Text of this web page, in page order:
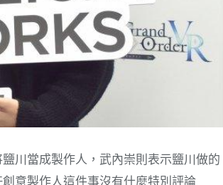
川當成製作人，武內崇則表示鹽川做的
意製作人這件事沒有什麼特別評論